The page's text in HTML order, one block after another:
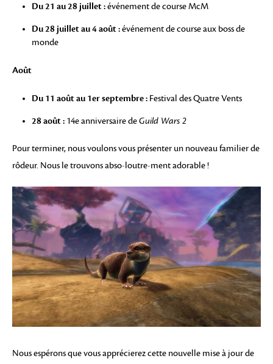
Du 21 au 28 juillet :événement de course McM
Du 28 juillet au 4 août :événement de course aux boss de
monde
Août
Du 11 août au 1er septembre : Festival des Quatre Vents
28 août : 14e anniversaire deGuild Wars 2
Pour terminer, nous voulons vous présenter un nouveau familier de
rôdeur. Nous le trouvons abso-loutre-ment adorable !
Nous espérons que vous apprécierez cette nouvelle mise à jour de